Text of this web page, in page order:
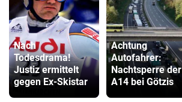
Nach
Todesdrama!
Justiz ermittelt
gegen Ex-Skistar
Achtung
Autofahrer:
Nachtsperre der
A14 bei Götzis